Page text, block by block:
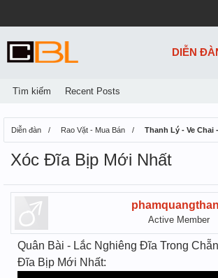
Diễn đàn Rao Vặt - Mua Bán Thanh Lý - Ve Chai
Xóc Đĩa Bịp Mới Nhất
Active Member
Quân Bài - Lắc Nghiêng Đĩa Trong
Đĩa Bịp Mới Nhất:
DIỄN
Tìm kiếm Recent Posts